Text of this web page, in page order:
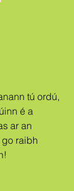
é a
ar an
raibh